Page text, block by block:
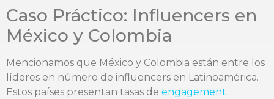
Caso Práctico: Influencers en
México y Colombia
Mencionamos que México y Colombia están entre los
líderes en número de influencers en Latinoamérica.
Estos países presentan tasas de engagement